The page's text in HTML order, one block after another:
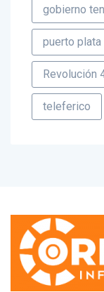
gobierno
puerto plata
Revolución
teleferico